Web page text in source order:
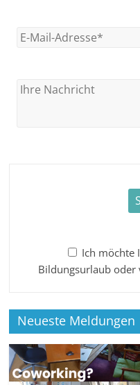
Ich möchte
Bildungsurlaub oder
Neueste Meldungen